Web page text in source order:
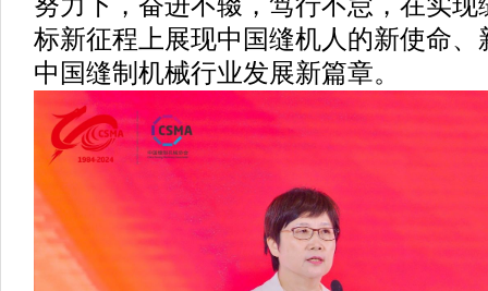
标新征程上展现中国缝机人的新使命
中国缝制机械行业发展新篇章。